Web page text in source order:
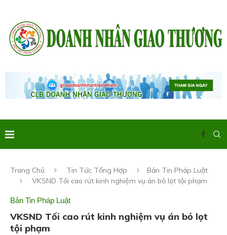
Trang Chủ Tin Tức Tổng Hợp
Bản Tin Pháp Luật
VKSND Tối cao rút kinh nghiệm vụ án bỏ lọt tội phạm
Bản Tin Pháp Luật
VKSND Tối cao rút kinh nghiệm vụ án bỏ lọt
tội phạm